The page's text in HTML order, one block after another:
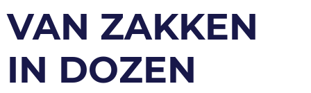
VAN ZAKKEN
IN DOZEN